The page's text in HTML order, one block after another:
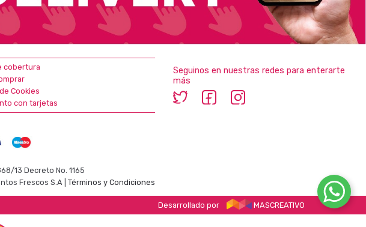
cobertura
Cookies
con tarjetas
Seguinos en nuestras redes para enterarte
más
13 Decreto No. 1165
Frescos S.A | Términos y Condiciones
Desarrollado por MASCREATIVO